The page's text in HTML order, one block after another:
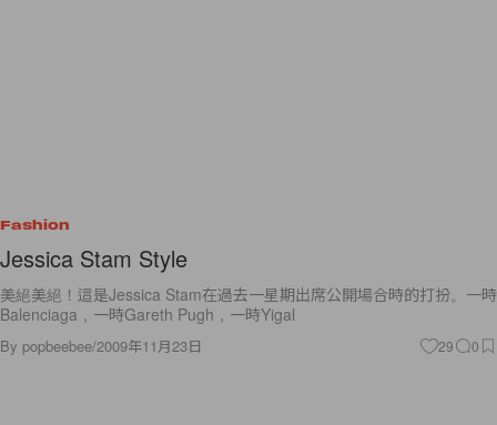
Fashion
Jessica Stam Style
美絕美絕！這是Jessica Stam在過去一星期出席公開場合時的打扮。一時
Balenciaga，一時Gareth Pugh，一時Yigal
By popbeebee/2009年11月23日 29 0